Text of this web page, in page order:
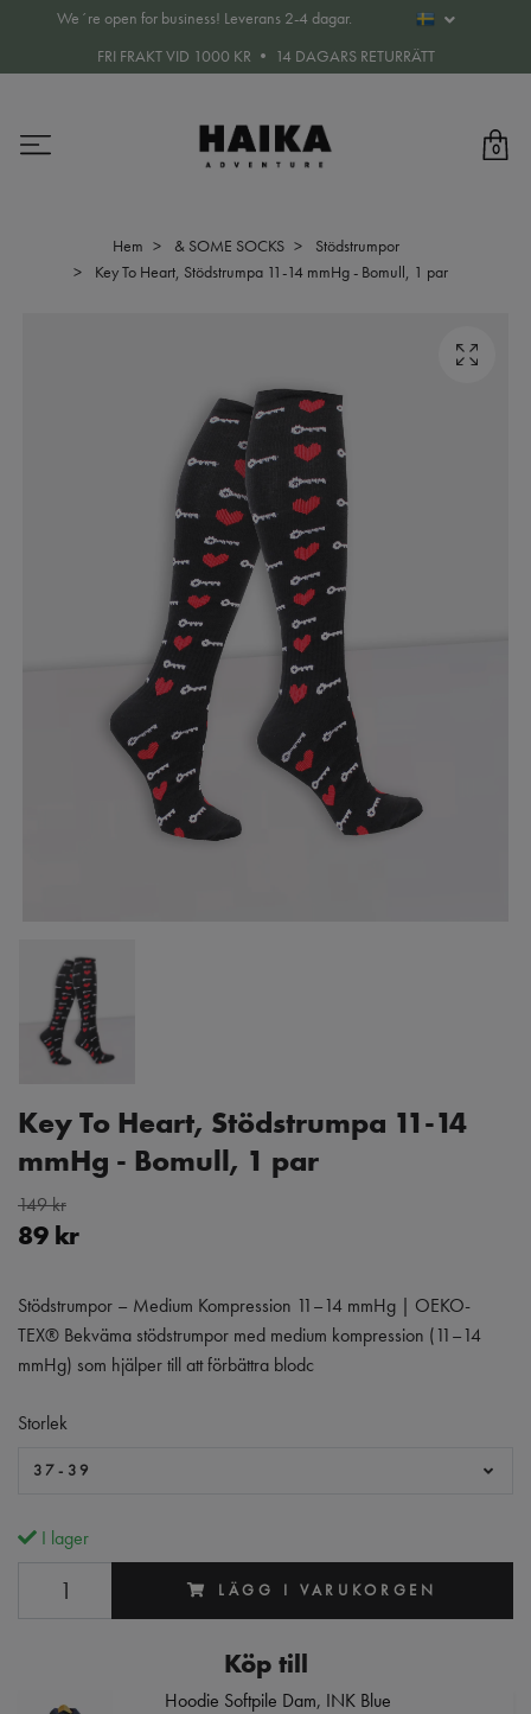
We´re open for business! Leverans 2-4 dagar.
FRI FRAKT VID 1000 KR • 14 DAGARS RETURRÄTT
0
Hem & SOME SOCKS
Stödstrumpor
Key To Heart, Stödstrumpa 11-14 mmHg - Bomull, 1 par
Key To Heart, Stödstrumpa 11-14
mmHg - Bomull, 1 par
149 kr
89 kr
Stödstrumpor – Medium Kompression 11–14 mmHg | OEKO-
TEX® Bekväma stödstrumpor med medium kompression (11–14
mmHg) som hjälper till att förbättra blodc
Storlek
37-39
I lager
LÄGG I VARUKORGEN
Köp till
Hoodie Softpile Dam, INK Blue